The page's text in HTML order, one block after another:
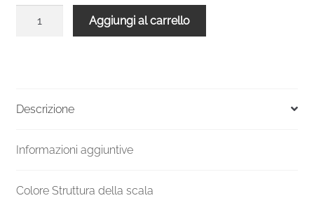
1200
quantità
Aggiungi al carrello
Descrizione
Informazioni aggiuntive
Colore Struttura della scala